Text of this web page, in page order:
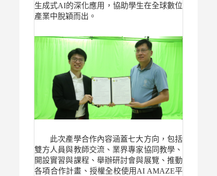
生成式AI的深化應用，協助學生在全球數位
產業中脫穎而出。
此次產學合作內容涵蓋七大方向，包括
雙方人員與教師交流、業界專家協同教學、
開設實習與課程、舉辦研討會與展覽、推動
各項合作計畫、授權全校使用AI AMAZE平